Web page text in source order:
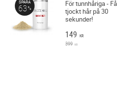
För tunnhåriga - Få
tjockt hår på 30
sekunder!
149 KR
399 KR
SPARA
63%